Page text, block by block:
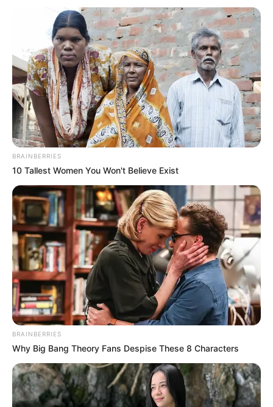
BRAINBERRIES
10 Tallest Women You Won't Believe Exist
BRAINBERRIES
Why Big Bang Theory Fans Despise These 8 Characters